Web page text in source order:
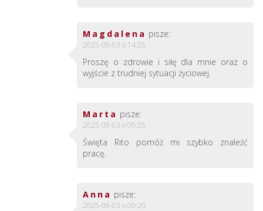
Magdalena pisze:
2025-09-03 o 14:25
Proszę o zdrowie i siłę dla mnie oraz o
wyjście z trudniej sytuacji życiowej.
Marta pisze:
2025-09-03 o 09:25
Święta Rito pomóż mi szybko znaleźć
pracę.
Anna pisze:
2025-09-03 o 09:20